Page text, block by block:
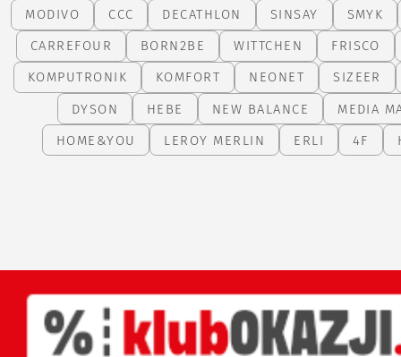
MODIVO
CCC DECATHLON SINSAY
SMYK
CARREFOUR
BORN2BE WITTCHEN
FRISCO
KOMPUTRONIK
KOMFORT NEONET
SIZEER
DYSON
HEBE NEW BALANCE
MEDIA
HOME&YOU
LEROY MERLIN ERLI 4F